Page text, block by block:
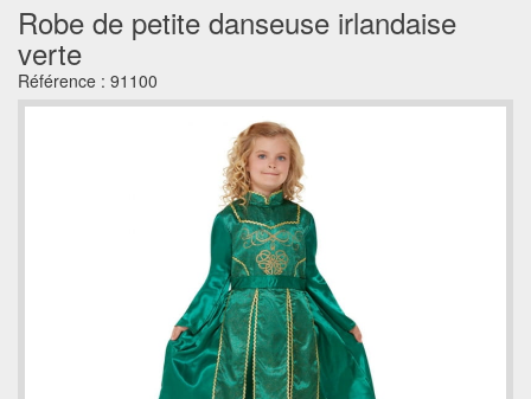
Robe de petite danseuse irlandaise
verte
Référence : 91100